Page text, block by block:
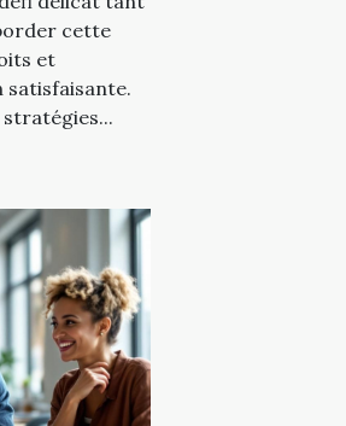
cette
et
satisfaisante.